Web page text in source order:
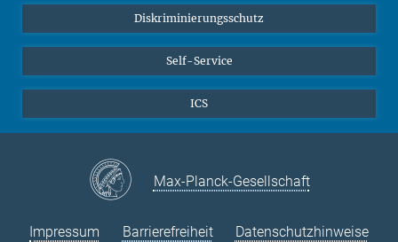
Diskriminierungsschutz
Self-Service
ICS
Max-Planck-Gesellschaft
Impressum Barrierefreiheit Datenschutzhinweise